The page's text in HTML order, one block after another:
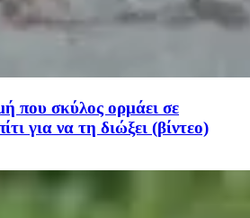
που σκύλος ορμάει σε
για να τη διώξει (βίντεο)